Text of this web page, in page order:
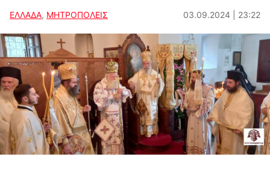
ΕΛΛΑΔΑ, ΜΗΤΡΟΠΟΛΕΙΣ 03.09.2024 | 23:22